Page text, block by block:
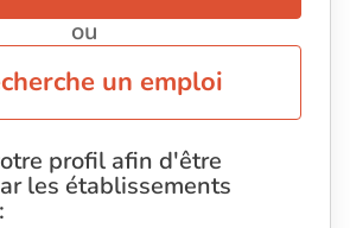
ou
un emploi
profil afin d'être
les établissements